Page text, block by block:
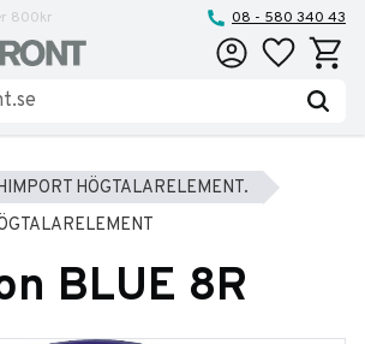
800kr 08 - 580 340 43
Favoriter
HÖGTALARELEMENT.
BLUE 8R